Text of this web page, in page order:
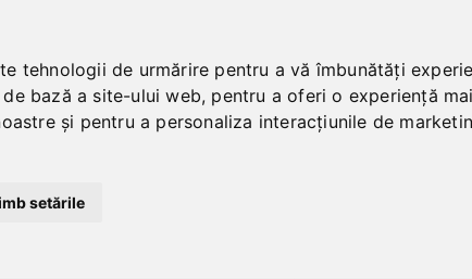
tehnologii de urmărire pentru a vă îmbunătăți
bază a site-ului web, pentru a oferi o experiență
și pentru a personaliza interacțiunile de
setările
X 34 X 1,1 -
4/6 TPI
: 47-1261
BANDSAW MBS
600 DG / 400 V
Art. No. : 04-1722